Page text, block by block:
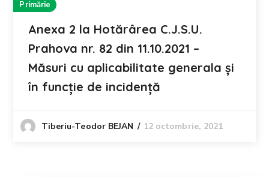
Primărie
Anexa 2 la Hotărârea C.J.S.U.
Prahova nr. 82 din 11.10.2021 –
Măsuri cu aplicabilitate generala și
în funcție de incidență
Tiberiu-Teodor BEJAN 12 octombrie, 2021